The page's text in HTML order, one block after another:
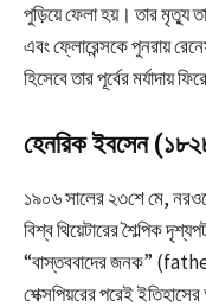
পুড়িয়ে ফেলা হয়। তার মৃত্যু
এবং ফ্লোরেন্সকে পুনরায়
হিসেবে তার পূর্বের মর্যাদায়
হেনরিক ইবসেন
১৯০৬ সালের ২৩শে মে,
বিশ্ব থিয়েটারের শৈল্পিক
“বাস্তববাদের জনক”
শেক্সপিয়রের পরেই